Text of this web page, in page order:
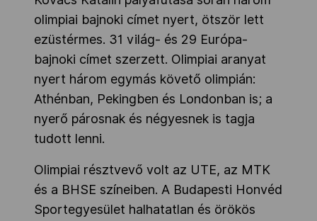
olimpiai bajnoki címet nyert, ötször lett
ezüstérmes. 31 világ- és 29 Európa-
bajnoki címet szerzett. Olimpiai aranyat
nyert három egymás követő olimpián:
Athénban, Pekingben és Londonban is; a
nyerő párosnak és négyesnek is tagja
tudott lenni.
Olimpiai résztvevő volt az UTE, az MTK
és a BHSE színeiben. A Budapesti Honvéd
Sportegyesület halhatatlan és örökös